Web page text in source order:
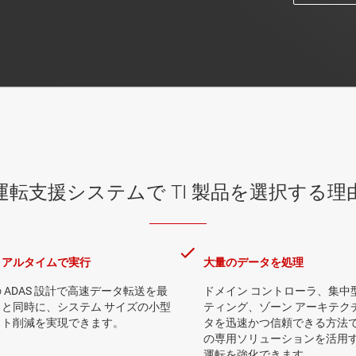
転支援システムで TI 製品を選択する理
ルタイムで実行
ADAS 設計で高速データ転送を最
同時に、システム サイズの小型
削減を実現できます。
大量のデータを処理
ドメイン コントローラ、集中
ティング、ゾーン アーキテク
タを迅速かつ信頼できる方法
の専用ソリューションを活用